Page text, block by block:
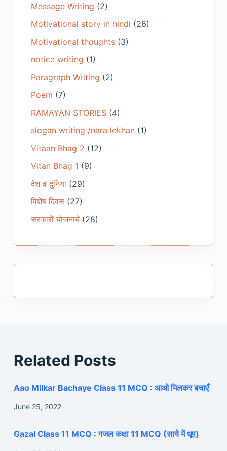
Message Writing (2)
Motivational story in hindi (26)
Motivational thoughts(3)
notice writing (1)
Paragraph Writing (2)
Poem (7)
RAMAYAN STORIES(4)
slogan writing /nara lekhan(1)
Vitaan Bhag 2 (12)
Vitan Bhag 1 (9)
देश व दुनिया(29)
विशेष दिवस(27)
सरकारी योजनायें(28)
Related Posts
Aao Milkar Bachaye Class 11 MCQ : आओ मिलकर बचाएँ
June 25, 2022
Gazal Class 11 MCQ : गजल कक्षा 11 MCQ (साये में धूप)